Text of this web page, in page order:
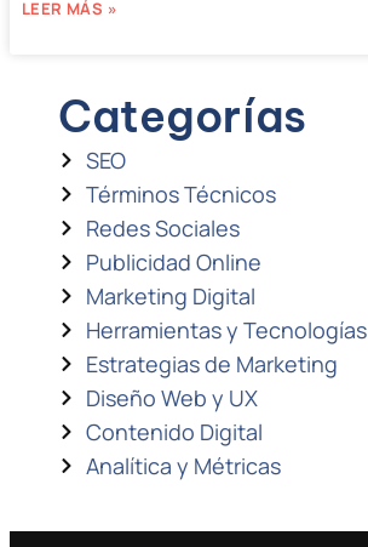
LEER MÁS »
Categorías
SEO
Términos Técnicos
Redes Sociales
Publicidad Online
Marketing Digital
Herramientas y Tecnologías
Estrategias de Marketing
Diseño Web y UX
Contenido Digital
Analítica y Métricas